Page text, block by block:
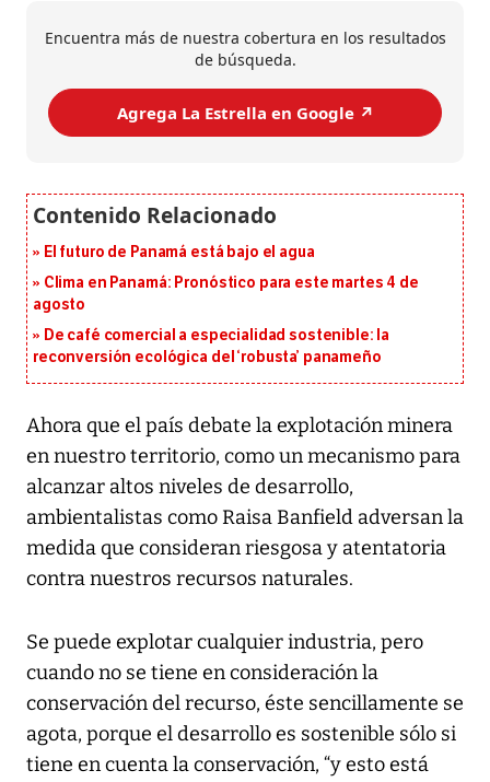
Encuentra más de nuestra cobertura en los resultados
de búsqueda.
Agrega La Estrella en Google ↗️
El futuro de Panamá está bajo el agua
Clima en Panamá: Pronóstico para este martes 4 de
agosto
De café comercial a especialidad sostenible: la
reconversión ecológica del ‘robusta’ panameño
Ahora que el país debate la explotación minera
en nuestro territorio, como un mecanismo para
alcanzar altos niveles de desarrollo,
ambientalistas como Raisa Banfield adversan la
medida que consideran riesgosa y atentatoria
contra nuestros recursos naturales.
Se puede explotar cualquier industria, pero
cuando no se tiene en consideración la
conservación del recurso, éste sencillamente se
agota, porque el desarrollo es sostenible sólo si
tiene en cuenta la conservación, “y esto está